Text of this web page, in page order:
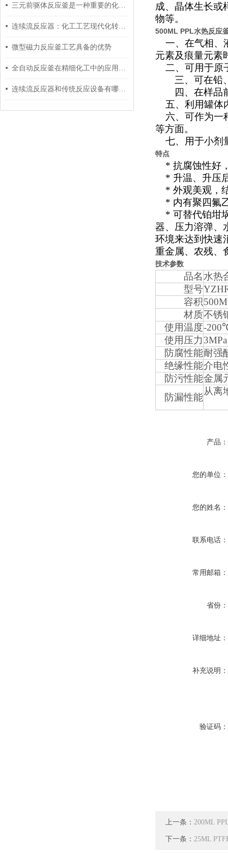
三元前驱体反应釜是一种重要的化学合成反应设备
连续流反应器：化工工艺现代化转型的技术核心探讨
微型磁力反应釜工艺具备的优势
全自动反应釜在精细化工中的应用优势与工艺优化策略
连续流反应器和传统反应设备有哪些区别？
成、晶体生长或
物等。
500ML PPL水热反应
一、在气相、
元素及痕量元素
二、可用于原
三、可在铅、
四、在样品前
五、利用罐体
六、可作为一
等方面。
七、用于小剂
特点
* 抗腐蚀性好
* 升温、升压
* 外观美观，
* 内有聚四氟
* 可替代铂坩
器、压力溶弹、
环境来达到快速
重金属、农残、
技术参数
品名 水热
型号
容积
材质不锈
使用温度-
使用压力 3MPa
防腐性能耐强
绝缘性能介电
防污性能金属
防漏性能
从离
产品：
您的单位：
您的姓名：
联系电话：
常用邮箱：
省份：
详细地址：
补充说明：
验证码：
上一条： 200ML
下一条： 25ML